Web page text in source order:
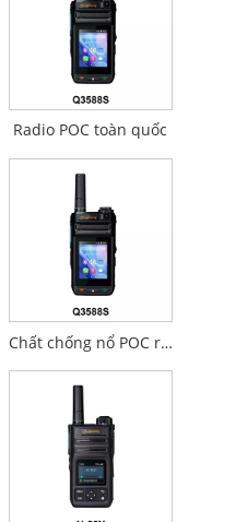
Radio POC toàn quốc
Chất chống nổ POC radio